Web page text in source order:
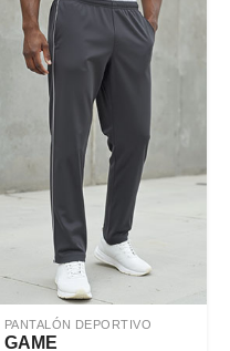
PANTALÓN DEPORTIVO
GAME